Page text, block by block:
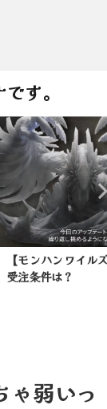
す。
イルズ】ゾシアの
ゃ弱いっ